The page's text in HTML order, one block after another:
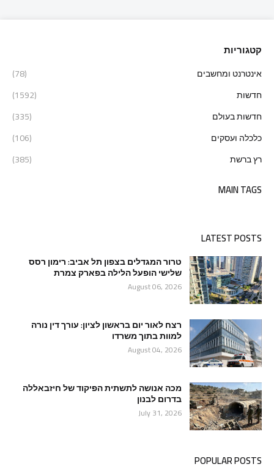
קטגוריות
אינטרנט ומחשבים
(78)
חדשות
(1592)
חדשות בעולם
(335)
כלכלה ועסקים
(106)
רץ ברשת
(385)
MAIN TAGS
LATEST POSTS
טרור המגדלים בצפון תל אביב: רימון רסס
שלישי הופעל הלילה בפארק צמרת
August 06, 2026
רצח לאור יום בראשון לציון: עורך דין נורה
למוות בתוך משרדו
August 04, 2026
מכה אנושה לתשתית הפיקוד של חיזבאללה
בדרום לבנון
July 31, 2026
POPULAR POSTS